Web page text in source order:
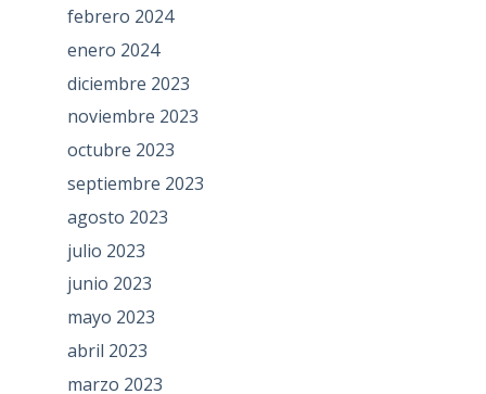
febrero 2024
enero 2024
diciembre 2023
noviembre 2023
octubre 2023
septiembre 2023
agosto 2023
julio 2023
junio 2023
mayo 2023
abril 2023
marzo 2023